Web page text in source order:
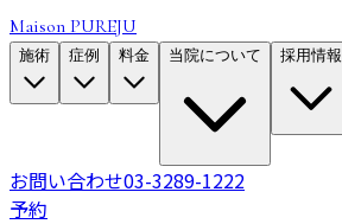
Maison PUREJU
施術 症例 料金 当院について 採用情報
お問い合わせ03-3289-1222
予約